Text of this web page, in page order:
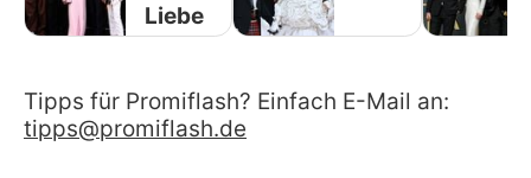
Liebe
Tipps für Promiflash? Einfach E-Mail an:
tipps@promiflash.de